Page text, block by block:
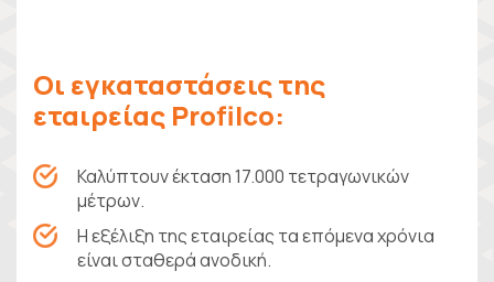
Οι εγκαταστάσεις της
εταιρείας Profilco:
Καλύπτουν έκταση 17.000 τετραγωνικών
μέτρων.
Η εξέλιξη της εταιρείας τα επόμενα χρόνια
είναι σταθερά ανοδική.